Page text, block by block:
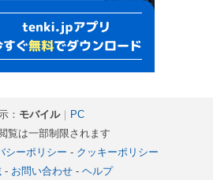
： モバイル｜ PC
覧は一部制限されます
シーポリシー - クッキーポリシー
- お問い合わせ- ヘルプ